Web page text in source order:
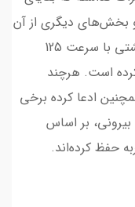
بخش‌های دیگری از آن
را نشان می‌دهند. به گفته ناسا، پوسته پشتی با سرعت 125
است. هرچند
ادعا کرده برخی
بر اساس
حفظ کرده‌اند.